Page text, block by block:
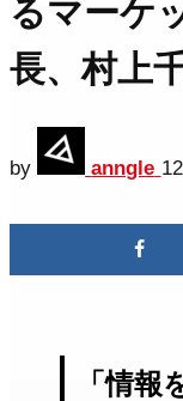
るマーケ
長、村上
by anngle
「情